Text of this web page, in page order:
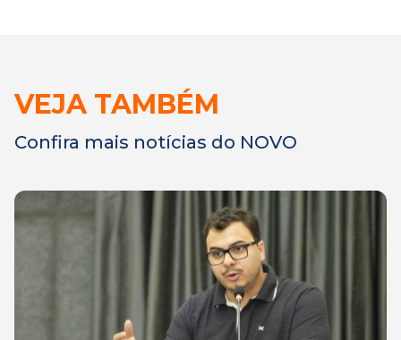
VEJA TAMBÉM
Confira mais notícias do NOVO